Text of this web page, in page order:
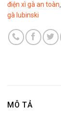
điện xì gà an toàn,
gà lubinski
MÔ TẢ